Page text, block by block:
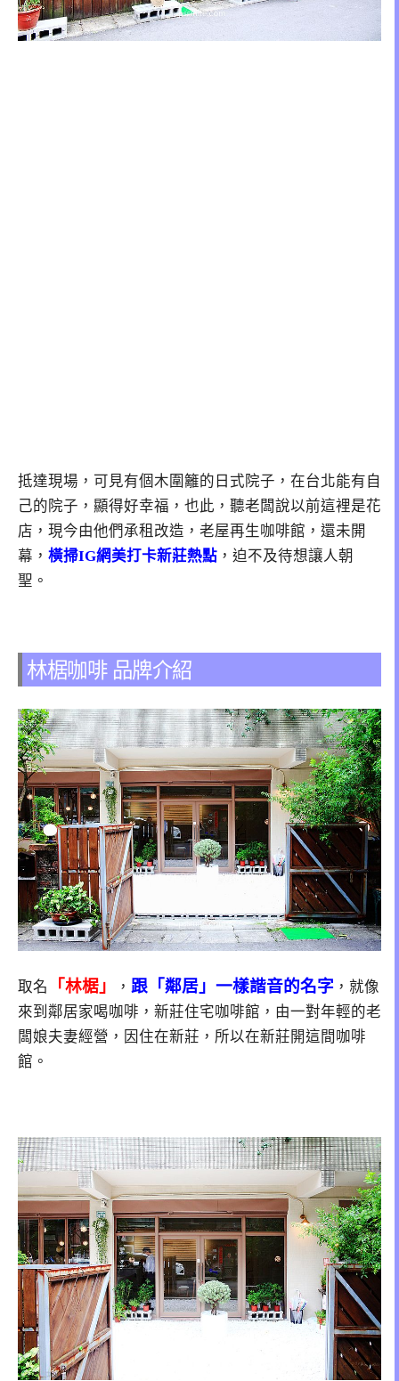
抵達現場，可見有個木圍籬的日式院子，在台北能有自
己的院子，顯得好幸福，也此，聽老闆說以前這裡是花
店，現今由他們承租改造，老屋再生咖啡館，還未開
幕， 橫掃IG網美打卡新莊熱點 ，迫不及待想讓人朝
聖。
林椐咖啡 品牌介紹
取名 「林椐」 ， 跟「鄰居」一樣諧音的名字 ，就像
來到鄰居家喝咖啡，新莊住宅咖啡館，由一對年輕的老
闆娘夫妻經營，因住在新莊，所以在新莊開這間咖啡
館。